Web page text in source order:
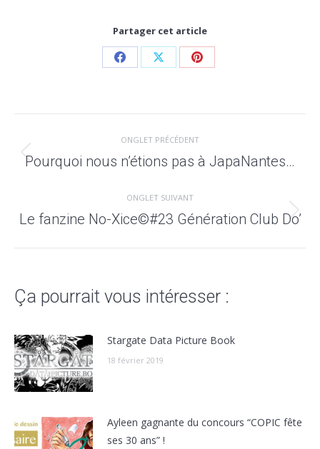
Partager cet article
ONGLET PRÉCÉDENT
Pourquoi nous n’étions pas à JapaNantes…
ONGLET SUIVANT
Le fanzine No-Xice©#23 Génération Club Do’
Ça pourrait vous intéresser :
Stargate Data Picture Book
18 février 2019
Ayleen gagnante du concours “COPIC fête
ses 30 ans” !